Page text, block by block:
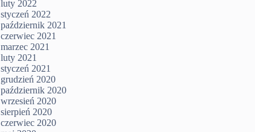
luty 2022
styczeń 2022
październik 2021
czerwiec 2021
marzec 2021
luty 2021
styczeń 2021
grudzień 2020
październik 2020
wrzesień 2020
sierpień 2020
czerwiec 2020